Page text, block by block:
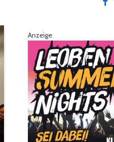
Anzeige